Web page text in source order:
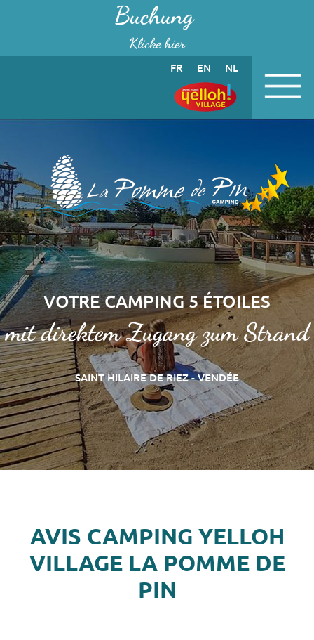
Buchung
Klicke hier
FR EN NL
VOTRE CAMPING 5 ÉTOILES
mit direktem Zugang zum Strand
SAINT HILAIRE DE RIEZ - VENDÉE
AVIS CAMPING YELLOH
VILLAGE LA POMME DE
PIN